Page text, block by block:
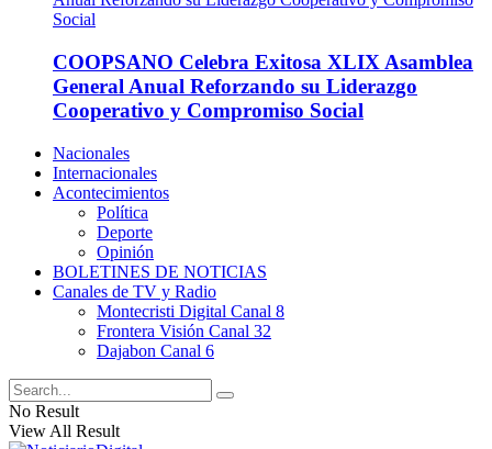
COOPSANO Celebra Exitosa XLIX Asamblea
General Anual Reforzando su Liderazgo
Cooperativo y Compromiso Social
Nacionales
Internacionales
Acontecimientos
Política
Deporte
Opinión
BOLETINES DE NOTICIAS
Canales de TV y Radio
Montecristi Digital Canal 8
Frontera Visión Canal 32
Dajabon Canal 6
No Result
View All Result